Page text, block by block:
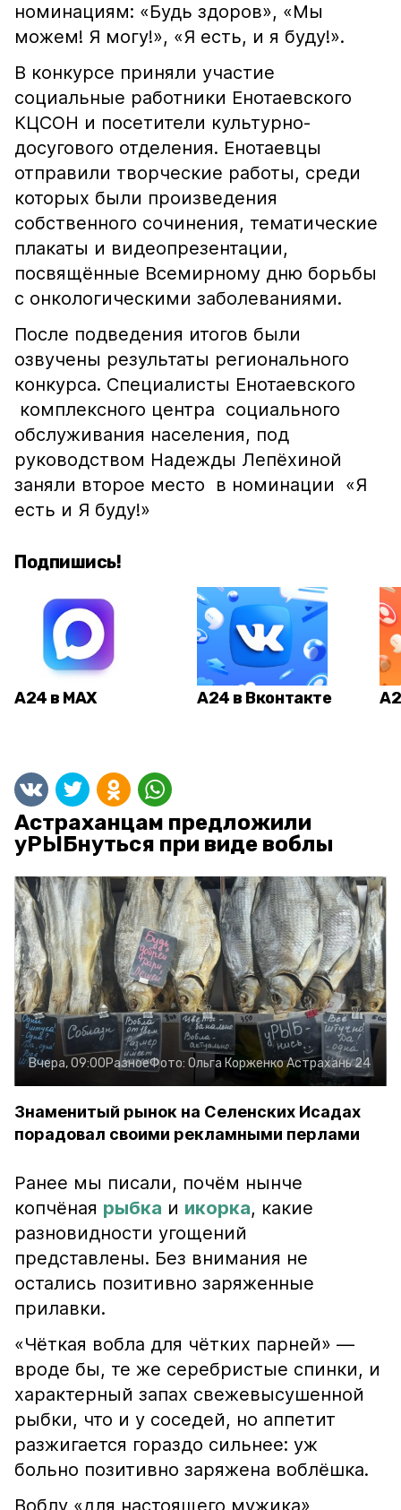
номинациям: «Будь здоров», «Мы
можем! Я могу!», «Я есть, и я буду!».
В конкурсе приняли участие
социальные работники Енотаевского
КЦСОН и посетители культурно-
досугового отделения. Енотаевцы
отправили творческие работы, среди
которых были произведения
собственного сочинения, тематические
плакаты и видеопрезентации,
посвящённые Всемирному дню борьбы
с онкологическими заболеваниями.
После подведения итогов были
озвучены результаты регионального
конкурса. Специалисты Енотаевского
комплексного центра социального
обслуживания населения, под
руководством Надежды Лепёхиной
заняли второе место в номинации «Я
есть и Я буду!»
Подпишись!
А24 в MAX А24 в Вконтакте
Астраханцам предложили
уРЫБнуться при виде воблы
Вчера, 09:00РазноеФото: Ольга КорженкоАстрахань 24
Знаменитый рынок на Селенских Исадах
порадовал своими рекламными перлами
Ранее мы писали, почём нынче
копчёная рыбка и икорка, какие
разновидности угощений
представлены. Без внимания не
остались позитивно заряженные
прилавки.
«Чёткая вобла для чётких парней» —
вроде бы, те же серебристые спинки, и
характерный запах свежевысушенной
рыбки, что и у соседей, но аппетит
разжигается гораздо сильнее: уж
больно позитивно заряжена воблёшка.
Воблу «для настоящего мужика»,